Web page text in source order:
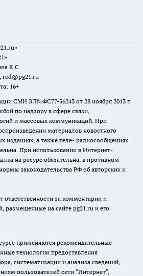
К.С.
red@pg21.ru
16+
СМИ ЭЛ№ФС77-56243 от 28 ноября 2013 г.
по надзору в сфере связи,
и массовых коммуникаций. При
материалов новостного
изданиях, а также теле- радиосообщениях
При использовании в Интернет-
на ресурс обязательна, в противном
законодательства РФ об авторских и
ответственности за комментарии и
размещенные на сайте pg21.ru и его
применяются рекомендательные
технологии предоставления
систематизации и анализа сведений,
пользователей сети "Интернет",